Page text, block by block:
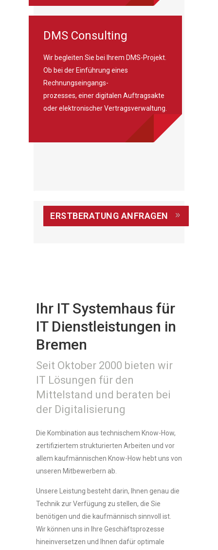
DMS Consulting
Wir begleiten Sie bei Ihrem DMS-Projekt.
Ob bei der Einführung eines
Rechnungseingangs-
prozesses, einer digitalen Auftragsakte
oder elektronischer Vertragsverwaltung.
ERSTBERATUNG ANFRAGEN
Ihr IT Systemhaus für
IT Dienstleistungen in
Bremen
Seit Oktober 2000 bieten wir
IT Lösungen für den
Mittelstand und beraten bei
der Digitalisierung
Die Kombination aus technischem Know-How,
zertifiziertem strukturierten Arbeiten und vor
allem kaufmännischen Know-How hebt uns von
unseren Mitbewerbern ab.
Unsere Leistung besteht darin, Ihnen genau die
Technik zur Verfügung zu stellen, die Sie
benötigen und die kaufmännisch sinnvoll ist.
Wir können uns in Ihre Geschäftsprozesse
hineinversetzen und Ihnen dafür optimale